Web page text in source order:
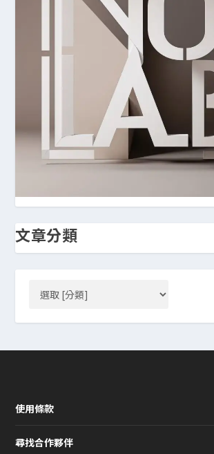
文章分類
使用條款
尋找合作夥伴